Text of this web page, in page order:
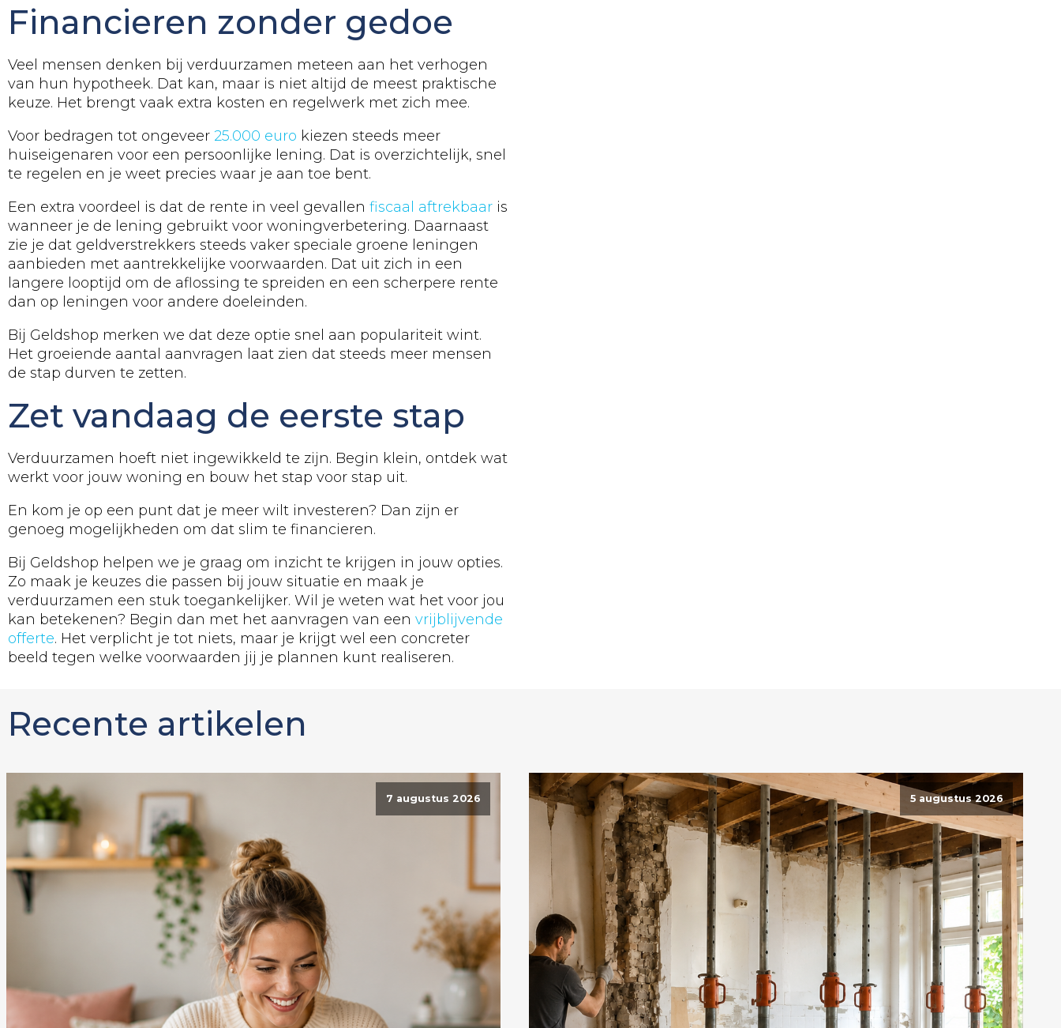
Financieren zonder gedoe
Veel mensen denken bij verduurzamen meteen aan het verhogen
van hun hypotheek. Dat kan, maar is niet altijd de meest praktische
keuze. Het brengt vaak extra kosten en regelwerk met zich mee.
Voor bedragen tot ongeveer 25.000 euro kiezen steeds meer
huiseigenaren voor een persoonlijke lening. Dat is overzichtelijk, snel
te regelen en je weet precies waar je aan toe bent.
Een extra voordeel is dat de rente in veel gevallen fiscaal aftrekbaar is
wanneer je de lening gebruikt voor woningverbetering. Daarnaast
zie je dat geldverstrekkers steeds vaker speciale groene leningen
aanbieden met aantrekkelijke voorwaarden. Dat uit zich in een
langere looptijd om de aflossing te spreiden en een scherpere rente
dan op leningen voor andere doeleinden.
Bij Geldshop merken we dat deze optie snel aan populariteit wint.
Het groeiende aantal aanvragen laat zien dat steeds meer mensen
de stap durven te zetten.
Zet vandaag de eerste stap
Verduurzamen hoeft niet ingewikkeld te zijn. Begin klein, ontdek wat
werkt voor jouw woning en bouw het stap voor stap uit.
En kom je op een punt dat je meer wilt investeren? Dan zijn er
genoeg mogelijkheden om dat slim te financieren.
Bij Geldshop helpen we je graag om inzicht te krijgen in jouw opties.
Zo maak je keuzes die passen bij jouw situatie en maak je
verduurzamen een stuk toegankelijker. Wil je weten wat het voor jou
kan betekenen? Begin dan met het aanvragen van een vrijblijvende
offerte. Het verplicht je tot niets, maar je krijgt wel een concreter
beeld tegen welke voorwaarden jij je plannen kunt realiseren.
Recente artikelen
7 augustus 2026 5 augustus 2026